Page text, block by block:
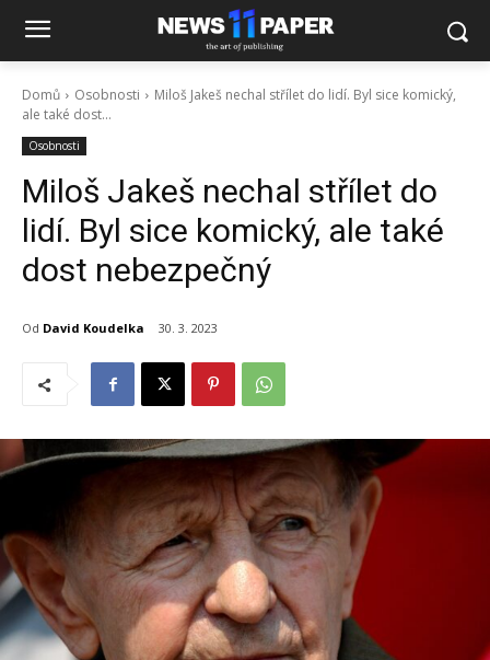
Domů Osobnosti
Miloš Jakeš nechal střílet do lidí. Byl sice komický,
ale také dost...
Osobnosti
Miloš Jakeš nechal střílet do
lidí. Byl sice komický, ale také
dost nebezpečný
Od David Koudelka 30. 3. 2023